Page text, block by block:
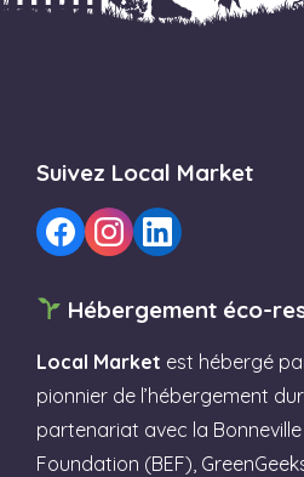
Suivez Local Market
Hébergement éco-
Local Market est hébergé
pionnier de l’hébergement
partenariat avec la
Foundation (BEF),